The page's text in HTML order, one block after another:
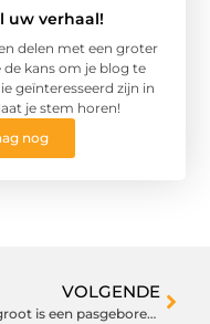
uw verhaal!
delen met een groter
kans om je blog te
geïnteresseerd zijn in
je stem horen!
nog
VOLGENDE
Hoe groot is een pasgeboren baby?